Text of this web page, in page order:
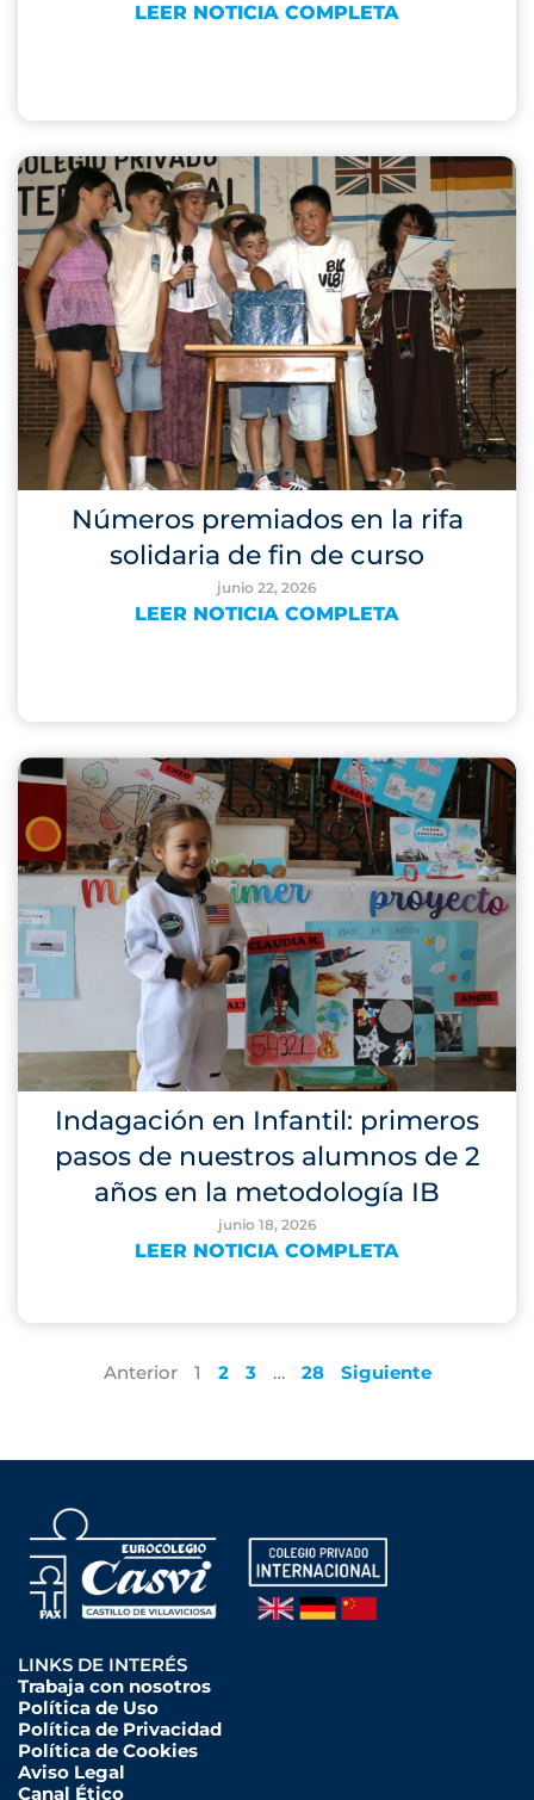
LEER NOTICIA COMPLETA
Números premiados en la rifa
solidaria de fin de curso
junio 22, 2026
LEER NOTICIA COMPLETA
Indagación en Infantil: primeros
pasos de nuestros alumnos de 2
años en la metodología IB
junio 18, 2026
LEER NOTICIA COMPLETA
Anterior 1 2 3 … 28 Siguiente
LINKS DE INTERÉS
Trabaja con nosotros
Política de Uso
Política de Privacidad
Política de Cookies
Aviso Legal
Canal Ético